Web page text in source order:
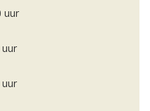
uur